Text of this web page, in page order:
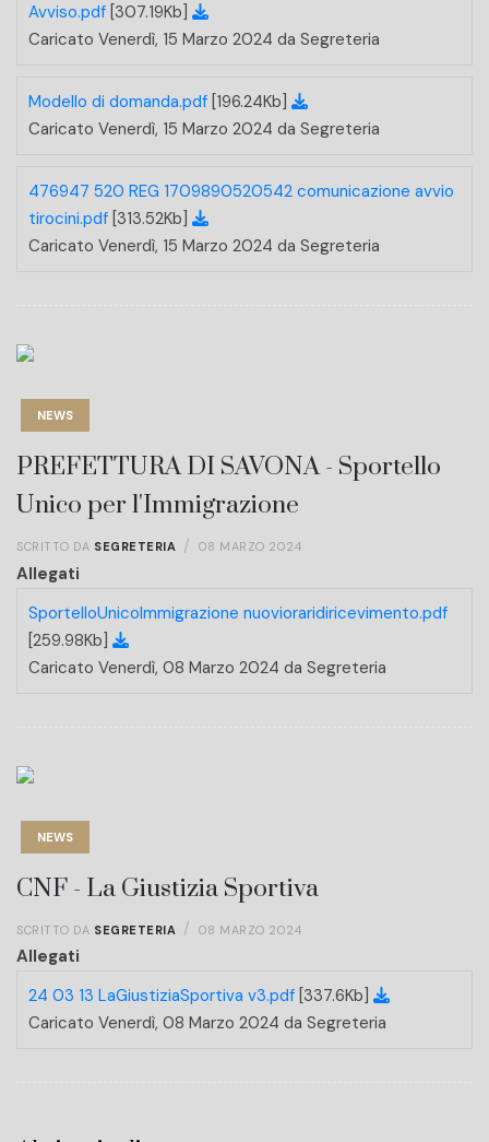
Avviso.pdf [307.19Kb]
Caricato Venerdì, 15 Marzo 2024 da Segreteria
Modello di domanda.pdf [196.24Kb]
Caricato Venerdì, 15 Marzo 2024 da Segreteria
476947 520 REG 1709890520542 comunicazione avvio
tirocini.pdf [313.52Kb]
Caricato Venerdì, 15 Marzo 2024 da Segreteria
NEWS
PREFETTURA DI SAVONA - Sportello
Unico per l'Immigrazione
SCRITTO DA SEGRETERIA 08 MARZO 2024
Allegati
SportelloUnicoImmigrazione nuovioraridiricevimento.pdf
[259.98Kb]
Caricato Venerdì, 08 Marzo 2024 da Segreteria
NEWS
CNF - La Giustizia Sportiva
SCRITTO DA SEGRETERIA 08 MARZO 2024
Allegati
24 03 13 LaGiustiziaSportiva v3.pdf [337.6Kb]
Caricato Venerdì, 08 Marzo 2024 da Segreteria